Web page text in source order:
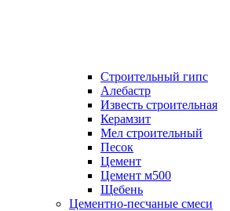
Строительный гипс
Алебастр
Известь строительная
Керамзит
Мел строительный
Песок
Цемент
Цемент м500
Щебень
Цементно-песчаные смеси